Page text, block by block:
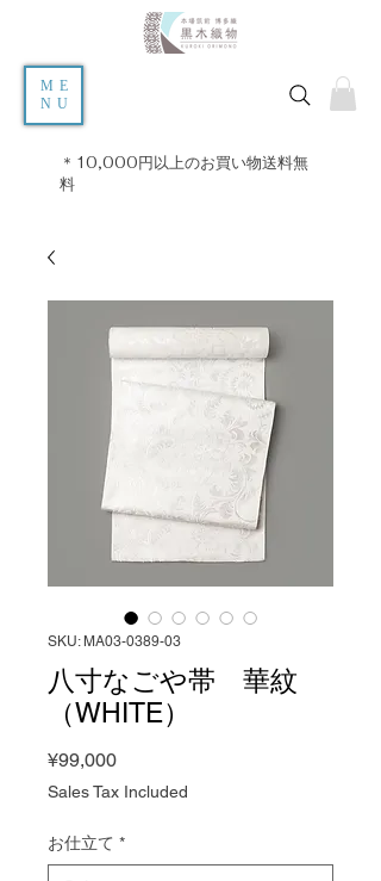
ME
NU
＊10,000円以上のお買い物送料無
料
SKU: MA03-0389-03
八寸なごや帯 華紋
（WHITE）
¥99,000Price
Sales Tax Included
お仕立て *